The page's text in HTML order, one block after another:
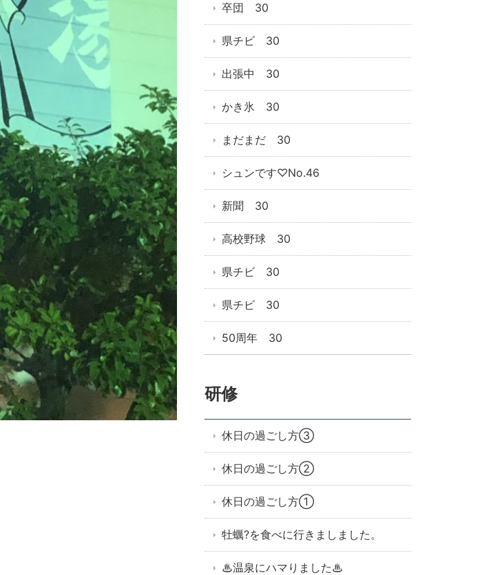
卒団 30
県チビ 30
出張中 30
かき氷 30
まだまだ 30
シュンです♡No.46
新聞 30
高校野球 30
県チビ 30
県チビ 30
50周年 30
研修
休日の過ごし方③
休日の過ごし方②
休日の過ごし方①
牡蠣?を食べに行きましました。
♨温泉にハマりました♨